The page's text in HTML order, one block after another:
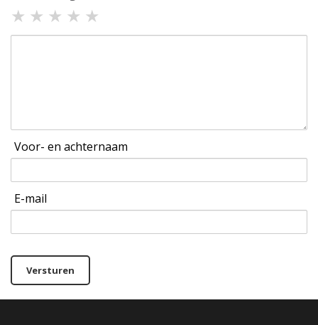
★ ★ ★ ★ ★
Voor- en achternaam
E-mail
Versturen